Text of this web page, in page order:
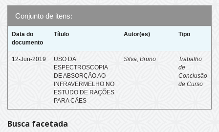
Conjunto de itens:
Data do
documento
Título Autor(es) Tipo
12-Jun-2019
USO DA
ESPECTROSCOPIA
DE ABSORÇÃO AO
INFRAVERMELHO NO
ESTUDO DE RAÇÕES
PARA CÃES
Silva, Bruno
Trabalho
de
Conclusão
de Curso
Busca facetada